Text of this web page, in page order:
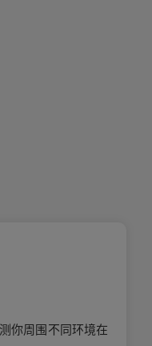
你周围不同环境在